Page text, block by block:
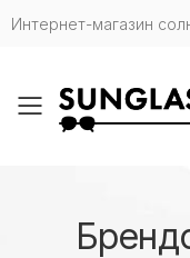
Интернет-магазин
Toggle